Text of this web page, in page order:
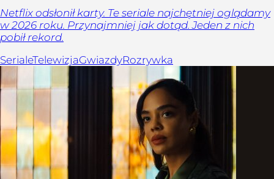
Netflix odsłonił karty. Te seriale najchętniej oglądamy
w 2026 roku. Przynajmniej jak dotąd. Jeden z nich
pobił rekord.
SerialeTelewizjaGwiazdyRozrywka